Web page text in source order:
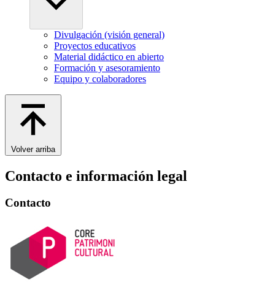
Divulgación (visión general)
Proyectos educativos
Material didáctico en abierto
Formación y asesoramiento
Equipo y colaboradores
Volver arriba
Contacto e información legal
Contacto